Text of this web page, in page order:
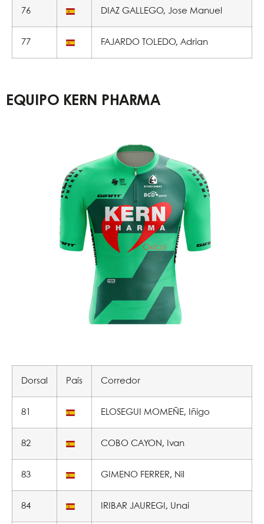
76 DIAZ GALLEGO, Jose Manuel
77 FAJARDO TOLEDO, Adrian
EQUIPO KERN PHARMA
Dorsal País Corredor
81 ELOSEGUI MOMEÑE, Iñigo
82 COBO CAYON, Ivan
83 GIMENO FERRER, Nil
84 IRIBAR JAUREGI, Unai